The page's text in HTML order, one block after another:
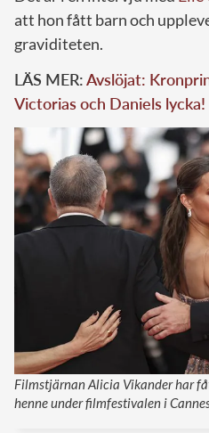
att hon fått barn och
graviditeten.
LÄS MER:Avslöjat:
Victorias och Daniels lycka!
Filmstjärnan Alicia Vikander har
henne under filmfestivalen i